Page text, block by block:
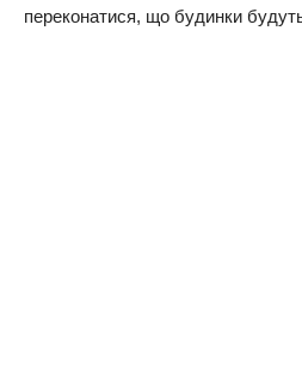
переконатися, що будинки